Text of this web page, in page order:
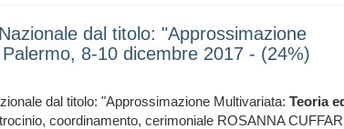
dal titolo: "Approssimazione
8-10 dicembre 2017 - (24%)
dal titolo: "Approssimazione Multivariata: Teoria
coordinamento, cerimoniale ROSANNA